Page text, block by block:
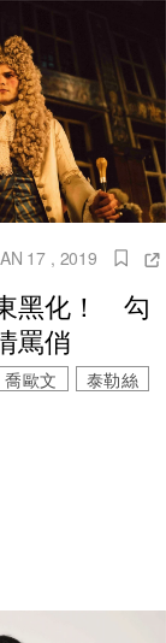
17 , 2019
黑化！ 勾
罵俏
喬歐文 泰勒絲